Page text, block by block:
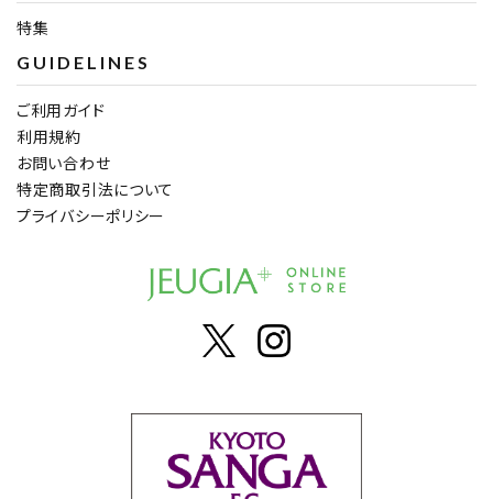
特集
GUIDELINES
ご利用ガイド
利用規約
お問い合わせ
特定商取引法について
プライバシーポリシー